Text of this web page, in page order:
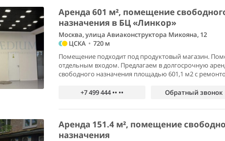
Аренда 601 м², помещение
назначения в БЦ «Линкор»
Москва, улица Авиаконструктора Микояна, 12
ЦСКА • 720 м
Помещение подходит под продуктовый магазин.
отдельным входом. Предлагаем в долгосрочную
свободного назначения площадью 601,1 м2 с
+7 499 444 •• •• Обратный звонок
Аренда 151.4 м², помещение
назначения